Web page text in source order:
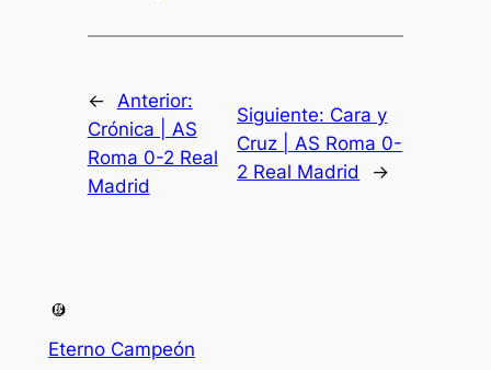
←
Anterior:
Crónica | AS
Roma 0-2 Real
Madrid
Siguiente: Cara y
Cruz | AS Roma 0-
2 Real Madrid
→
Eterno Campeón